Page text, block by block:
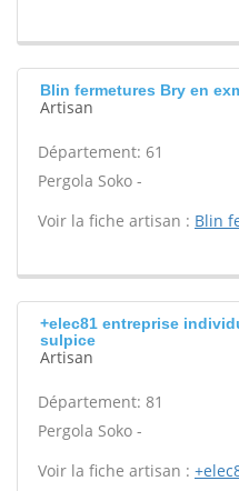
Blin fermetures Bry en
Artisan
Département: 61
Pergola Soko -
Voir la fiche artisan : Blin
+elec81 entreprise
sulpice
Artisan
Département: 81
Pergola Soko -
Voir la fiche artisan :